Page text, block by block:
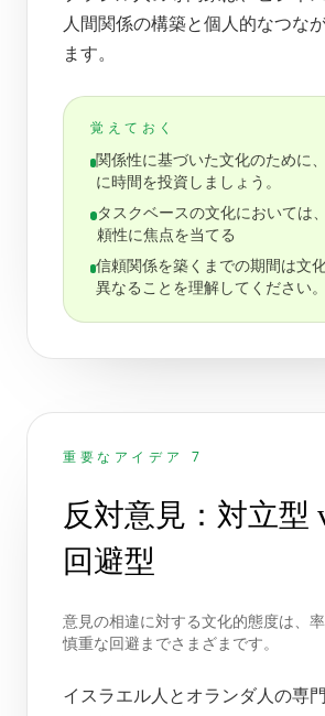
人間関係の構築と個人的なつな
ます。
覚えておく
関係性に基づいた文化のために
に時間を投資しましょう。
タスクベースの文化においては
頼性に焦点を当てる
信頼関係を築くまでの期間は文
異なることを理解してください。
重要なアイデア 7
反対意見：対立型
回避型
意見の相違に対する文化的態度は、
慎重な回避までさまざまです。
イスラエル人とオランダ人の専